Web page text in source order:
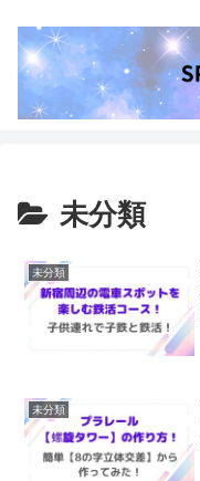
未分類
未分類
未分類